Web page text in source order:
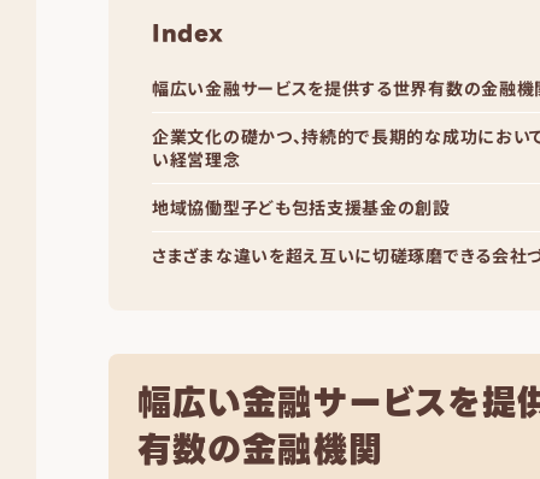
Index
幅広い金融サービスを提供する世界有数の金融機
企業文化の礎かつ、持続的で長期的な成功におい
い経営理念
地域協働型子ども包括支援基金の創設
さまざまな違いを超え互いに切磋琢磨できる会社
幅広い金融サービスを提
有数の金融機関